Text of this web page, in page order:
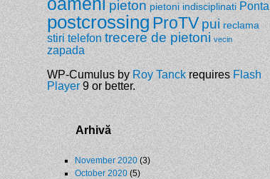
oamenipieton pietoni indisciplinati Ponta
postcrossingProTV pui reclama
stiri telefon trecere de pietoni vecin
zapada
WP-Cumulus byRoy TanckrequiresFlash
Player9 or better.
Arhivă
November 2020(3)
October 2020(5)